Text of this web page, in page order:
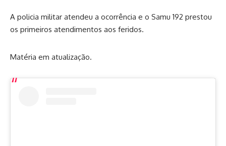
A policia militar atendeu a ocorrência e o Samu 192 prestou
os primeiros atendimentos aos feridos.
Matéria em atualização.